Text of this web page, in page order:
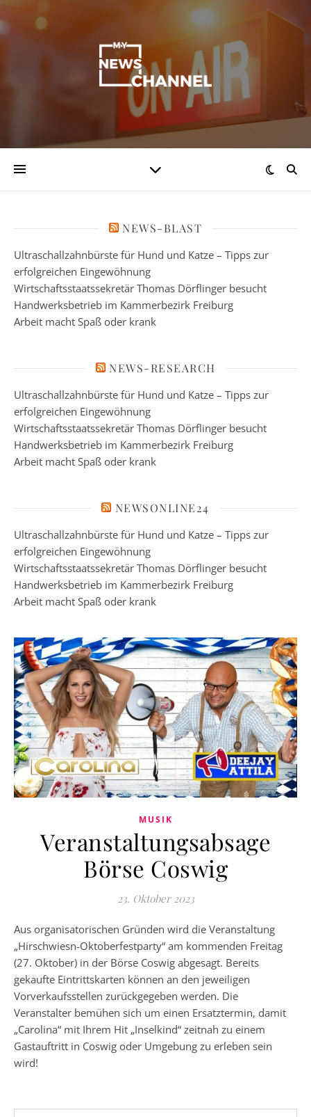
NEWS-BLAST
Ultraschallzahnbürste für Hund und Katze – Tipps zur
erfolgreichen Eingewöhnung
Wirtschaftsstaatssekretär Thomas Dörflinger besucht
Handwerksbetrieb im Kammerbezirk Freiburg
Arbeit macht Spaß oder krank
NEWS-RESEARCH
Ultraschallzahnbürste für Hund und Katze – Tipps zur
erfolgreichen Eingewöhnung
Wirtschaftsstaatssekretär Thomas Dörflinger besucht
Handwerksbetrieb im Kammerbezirk Freiburg
Arbeit macht Spaß oder krank
NEWSONLINE24
Ultraschallzahnbürste für Hund und Katze – Tipps zur
erfolgreichen Eingewöhnung
Wirtschaftsstaatssekretär Thomas Dörflinger besucht
Handwerksbetrieb im Kammerbezirk Freiburg
Arbeit macht Spaß oder krank
MUSIK
Veranstaltungsabsage
Börse Coswig
23. Oktober 2023
Aus organisatorischen Gründen wird die Veranstaltung
„Hirschwiesn-Oktoberfestparty“ am kommenden Freitag
(27. Oktober) in der Börse Coswig abgesagt. Bereits
gekaufte Eintrittskarten können an den jeweiligen
Vorverkaufsstellen zurückgegeben werden. Die
Veranstalter bemühen sich um einen Ersatztermin, damit
„Carolina“ mit Ihrem Hit „Inselkind“ zeitnah zu einem
Gastauftritt in Coswig oder Umgebung zu erleben sein
wird!